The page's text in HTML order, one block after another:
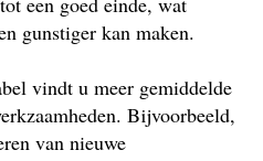
gunstiger kan maken.
vindt u meer gemiddelde
Bijvoorbeeld,
van nieuwe